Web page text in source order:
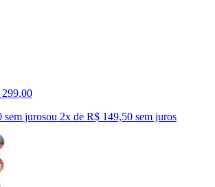
299,00
sem jurosou 2x de R$ 149,50 sem juros